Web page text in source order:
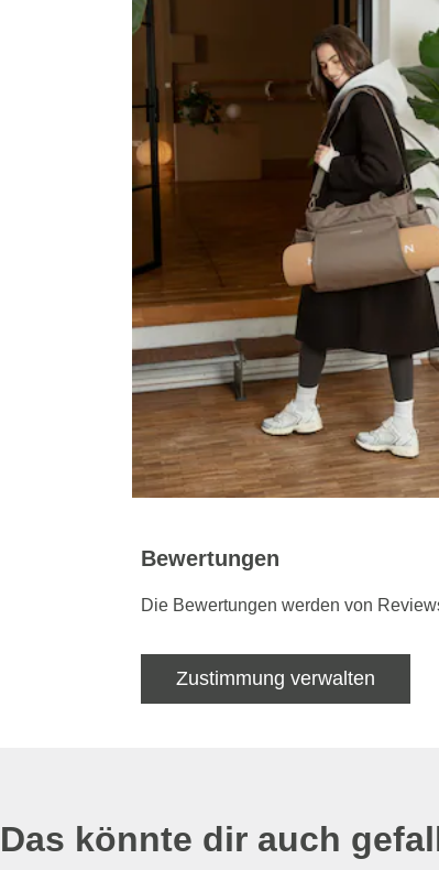
Bewertungen
Die Bewertungen werden von
Zustimmung verwalten
Das könnte dir auch